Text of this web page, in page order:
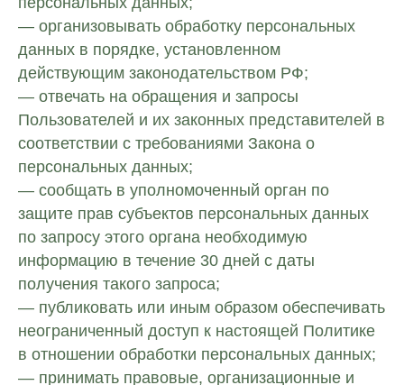
— организовывать обработку персональных
данных в порядке, установленном
действующим законодательством РФ;
— отвечать на обращения и запросы
Пользователей и их законных представителей в
соответствии с требованиями Закона о
персональных данных;
— сообщать в уполномоченный орган по
защите прав субъектов персональных данных
по запросу этого органа необходимую
информацию в течение 30 дней с даты
получения такого запроса;
— публиковать или иным образом обеспечивать
неограниченный доступ к настоящей Политике
в отношении обработки персональных данных;
— принимать правовые, организационные и